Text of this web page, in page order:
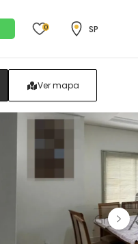
0 SP
Ver mapa